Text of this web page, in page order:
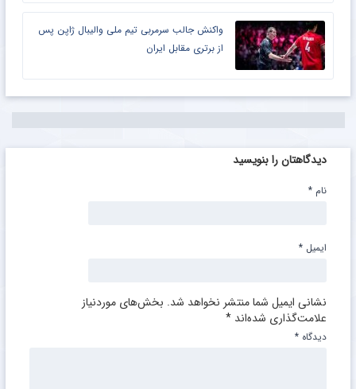
واکنش جالب سرمربی تیم ملی والیبال ژاپن پس
از برتری مقابل ایران
دیدگاهتان را بنویسید
نشانی ایمیل شما منتشر نخواهد شد. بخش‌های موردنیاز
علامت‌گذاری شده‌اند *
دیدگاه *
نام *
ایمیل *